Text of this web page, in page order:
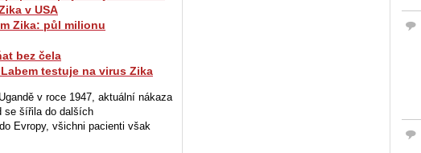
v USA
Zika: půl milionu
bez čela
testuje na virus Zika
v roce 1947, aktuální nákaza
se šířila do dalších
Evropy, všichni pacienti však